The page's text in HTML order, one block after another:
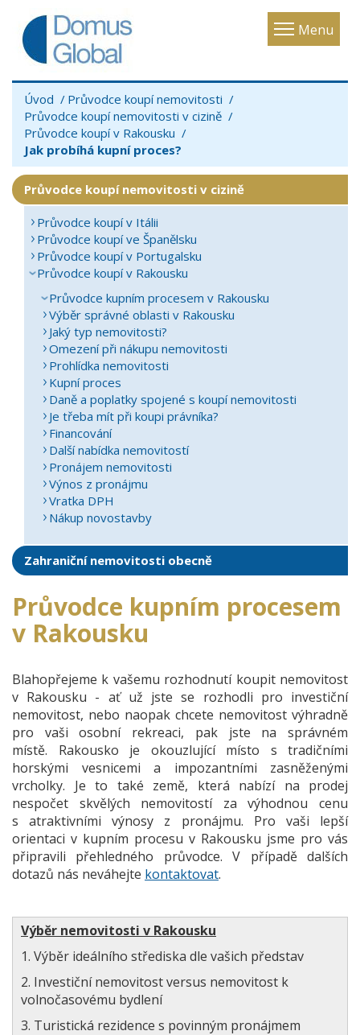
Menu
Toggle
Úvod
Průvodce koupí nemovitosti
Průvodce koupí nemovitosti v cizině
Průvodce koupí v Rakousku
Jak probíhá kupní proces?
Průvodce koupí nemovitosti v cizině
Průvodce koupí v Itálii
Průvodce koupí ve Španělsku
Průvodce koupí v Portugalsku
Průvodce koupí v Rakousku
Průvodce kupním procesem v Rakousku
Výběr správné oblasti v Rakousku
Jaký typ nemovitosti?
Omezení při nákupu nemovitosti
Prohlídka nemovitosti
Kupní proces
Daně a poplatky spojené s koupí nemovitosti
Je třeba mít při koupi právníka?
Financování
Další nabídka nemovitostí
Pronájem nemovitosti
Výnos z pronájmu
Vratka DPH
Nákup novostavby
Zahraniční nemovitosti obecně
Průvodce kupním procesem
v Rakousku
Blahopřejeme k vašemu rozhodnutí koupit nemovitost
v Rakousku - ať už jste se rozhodli pro investiční
nemovitost, nebo naopak chcete nemovitost výhradně
pro vaši osobní rekreaci, pak jste na správném
místě. Rakousko je okouzlující místo s tradičními
horskými vesnicemi a impozantními zasněženými
vrcholky. Je to také země, která nabízí na prodej
nespočet skvělých nemovitostí za výhodnou cenu
s atraktivními výnosy z pronájmu. Pro vaši lepší
orientaci v kupním procesu v Rakousku jsme pro vás
připravili přehledného průvodce. V případě dalších
dotazů nás neváhejte kontaktovat.
Výběr nemovitosti v Rakousku
1. Výběr ideálního střediska dle vašich představ
2. Investiční nemovitost versus nemovitost k
volnočasovému bydlení
3. Turistická rezidence s povinným pronájmem